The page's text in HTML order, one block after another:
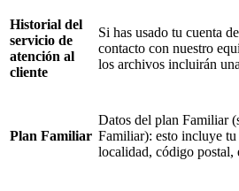
Historial del
servicio de
atención al
cliente
Si has usado tu cuenta
contacto con nuestro
los archivos incluirán
Plan Familiar
Datos del plan Familiar
Familiar): esto incluye
localidad, código postal,